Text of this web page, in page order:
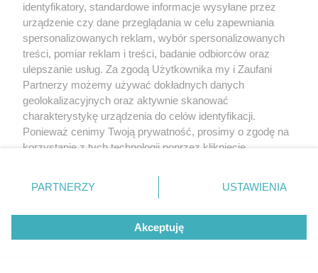
identyfikatory, standardowe informacje wysyłane przez
urządzenie czy dane przeglądania w celu zapewniania
spersonalizowanych reklam, wybór spersonalizowanych
treści, pomiar reklam i treści, badanie odbiorców oraz
ulepszanie usług. Za zgodą Użytkownika my i Zaufani
Partnerzy możemy używać dokładnych danych
geolokalizacyjnych oraz aktywnie skanować
charakterystykę urządzenia do celów identyfikacji.
Ponieważ cenimy Twoją prywatność, prosimy o zgodę na
korzystanie z tych technologii poprzez kliknięcie
zmienić/wycofać klikając przycisk ustawień prywatności
znajdujący się w lewym dolnym rogu strony
rodzaje przetwarzania danych nie wymagają zgody
użytkownika, ale masz prawo sprzeciwić się takiemu
przetwarzaniu. Preferencje będą miały zastosowanie tylko
PARTNERZY USTAWIENIA
Akceptuję